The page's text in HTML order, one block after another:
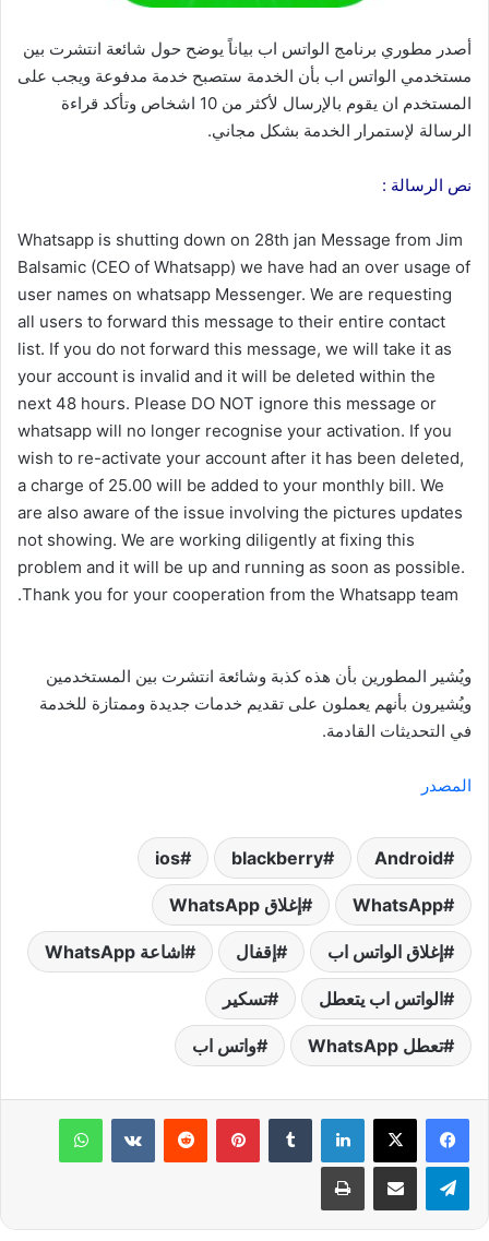
أصدر مطوري برنامج الواتس اب بياناً يوضح حول شائعة انتشرت بين
مستخدمي الواتس اب بأن الخدمة ستصبح خدمة مدفوعة ويجب على
المستخدم ان يقوم بالإرسال لأكثر من 10 اشخاص وتأكد قراءة
الرسالة لإستمرار الخدمة بشكل مجاني.
نص الرسالة :
Whatsapp is shutting down on 28th jan Message from Jim
Balsamic (CEO of Whatsapp) we have had an over usage of
user names on whatsapp Messenger. We are requesting
all users to forward this message to their entire contact
list. If you do not forward this message, we will take it as
your account is invalid and it will be deleted within the
next 48 hours. Please DO NOT ignore this message or
whatsapp will no longer recognise your activation. If you
wish to re-activate your account after it has been deleted,
a charge of 25.00 will be added to your monthly bill. We
are also aware of the issue involving the pictures updates
not showing. We are working diligently at fixing this
problem and it will be up and running as soon as possible.
Thank you for your cooperation from the Whatsapp team.
ويُشير المطورين بأن هذه كذبة وشائعة انتشرت بين المستخدمين
ويُشيرون بأنهم يعملون على تقديم خدمات جديدة وممتازة للخدمة
في التحديثات القادمة.
المصدر
Android‏
blackberry
ios
WhatsApp إغلاق WhatsApp
إغلاق الواتس اب إقفال اشاعة WhatsApp
الواتس اب يتعطل تسكير
تعطل WhatsApp واتس اب
لينكدإن بينتيريست